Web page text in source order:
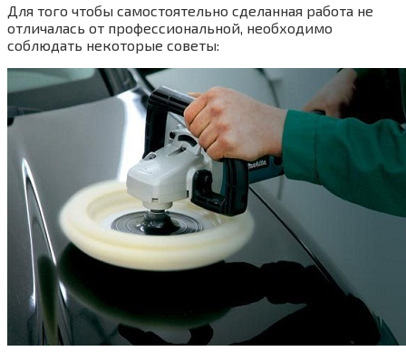
Для того чтобы самостоятельно сделанная работа не
отличалась от профессиональной, необходимо
соблюдать некоторые советы: